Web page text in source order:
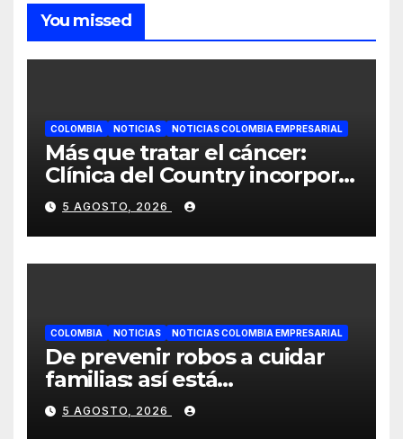
You missed
COLOMBIA NOTICIAS NOTICIAS COLOMBIA EMPRESARIAL
Más que tratar el cáncer:
Clínica del Country incorpora
tecnología que ayuda a
preservar el cabello y la
confianza durante la
quimioterapia
5 AGOSTO, 2026
COLOMBIA NOTICIAS NOTICIAS COLOMBIA EMPRESARIAL
De prevenir robos a cuidar
familias: así está
evolucionando la
videovigilancia en los
5 AGOSTO, 2026